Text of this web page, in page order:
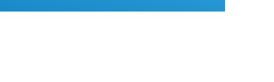
Indien - Indien-Europa-Korridore verlaufen